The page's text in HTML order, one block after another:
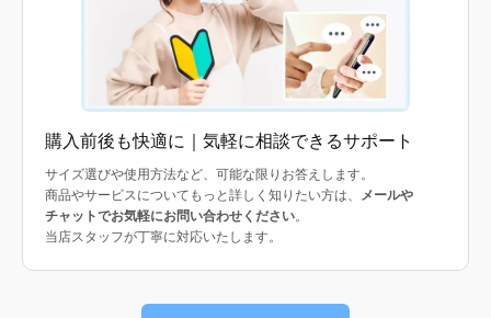
購入前後も快適に｜気軽に相談できるサポート
サイズ選びや使用方法など、可能な限りお答えします。
商品やサービスについてもっと詳しく知りたい方は、
メールや
チャットでお気軽にお問い合わせください。
当店スタッフが丁寧に対応いたします。